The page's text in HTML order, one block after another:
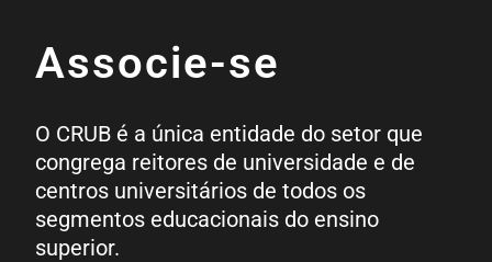
Associe-se
O CRUB é a única entidade do setor que
congrega reitores de universidade e de
centros universitários de todos os
segmentos educacionais do ensino
superior.